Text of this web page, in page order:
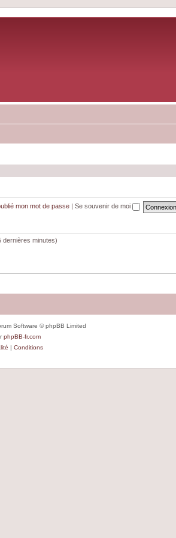
mon mot de passe Se souvenir de moi
dernières minutes)
Software © phpBB Limited
phpBB-fr.com
| Conditions